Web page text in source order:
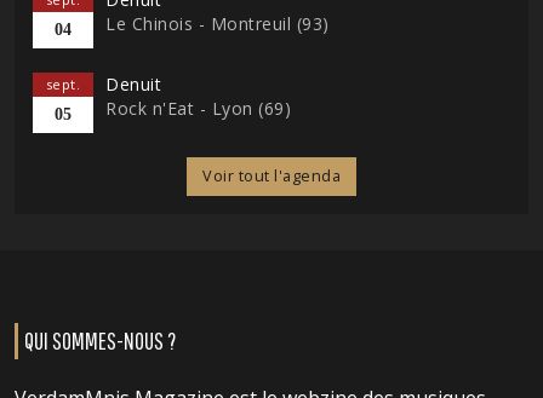
04
Le Chinois - Montreuil (93)
sept.
05
Denuit
Rock n'Eat - Lyon (69)
Voir tout l'agenda
QUI SOMMES-NOUS ?